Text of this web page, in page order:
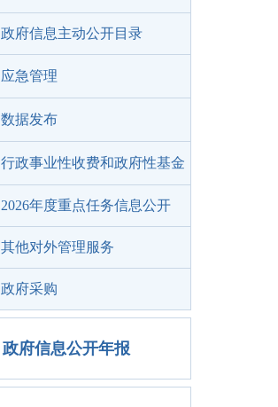
政府信息主动公开目录
应急管理
数据发布
行政事业性收费和政府性基金
2026年度重点任务信息公开
其他对外管理服务
政府采购
政府信息公开年报